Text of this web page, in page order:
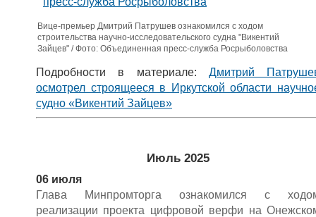
Вице-премьер Дмитрий Патрушев ознакомился с ходом
строительства научно-исследовательского судна "Викентий
Зайцев" / Фото: Объединенная пресс-служба Росрыболовства
Подробности в материале: Дмитрий
осмотрел строящееся в Иркутской области
судно «Викентий Зайцев»
Июль 2025
06 июля
Глава Минпромторга ознакомился с
реализации проекта цифровой верфи на